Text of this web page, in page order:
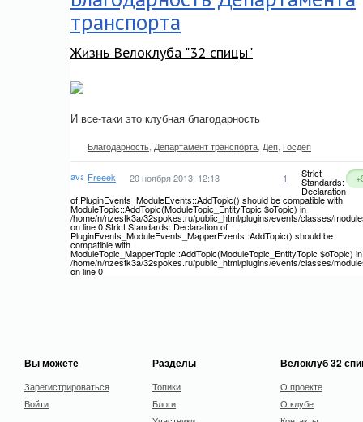
транспорта
Жизнь Велоклуба "32 спицы"
И все-таки это клубная благодарность
Благодарность Департамент транспорта Деп Госдеп
Freeek 20 ноября 2013, 12:13 1 Strict
Standards:
Declaration
of PluginEvents_ModuleEvents::AddTopic() should be compatible with
ModuleTopic::AddTopic(ModuleTopic_EntityTopic $oTopic) in
/home/n/nzestk3a/32spokes.ru/public_html/plugins/events/classes/
on line 0 Strict Standards: Declaration of
PluginEvents_ModuleEvents_MapperEvents::AddTopic() should be
compatible with
ModuleTopic_MapperTopic::AddTopic(ModuleTopic_EntityTopic $oTopic) in
/home/n/nzestk3a/32spokes.ru/public_html/plugins/events/classes/
on line 0
Вы можете
Зарегистрироваться
Войти
Разделы
Топики
Блоги
Велоклуб 32
О проекте
О клубе